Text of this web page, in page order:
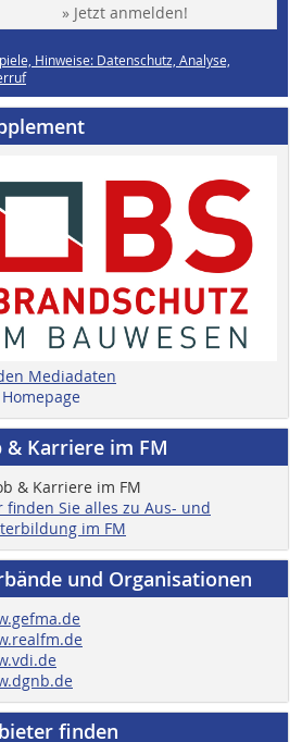
» Jetzt anmelden!
Hinweise: Datenschutz, Analyse,
Mediadaten
& Karriere im FM
finden Sie alles zu Aus- und
im FM
und Organisationen
finden